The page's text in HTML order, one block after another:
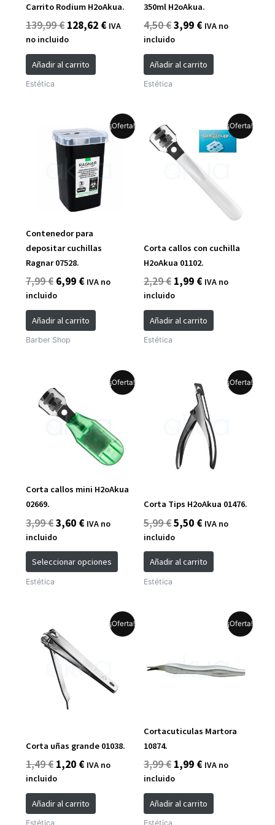
Carrito Rodium H2oAkua.
139,99€ 128,62 € IVA
no incluido
Añadir al carrito
Estética
350ml H2oAkua.
4,50€3,99 € IVA no
incluido
Añadir al carrito
Estética
¡Oferta!
Contenedor para
depositar cuchillas
Ragnar 07528.
7,99€
precio
original
era:
7,99 €.
6,99 €
precio
actual
es:
6,99 €.
IVA no
incluido
Añadir al carrito
Barber Shop
¡Oferta!
Corta callos con cuchilla
H2oAkua 01102.
2,29€
precio
original
era:
2,29 €.
1,99 €
precio
actual
1,99 €.
IVA no
incluido
Añadir al carrito
Estética
¡Oferta!
Corta callos mini H2oAkua
02669.
3,99€
precio
original
era:
3,99 €.
3,60 €
precio
es:
3,60 €.
IVA no
incluido
Seleccionar opciones
producto
tiene
en
la
página
de
producto
Estética
¡Oferta!
Corta Tips H2oAkua 01476.
5,99€
precio
original
era:
5,99 €.
5,50 €
precio
actual
es:
5,50 €.
IVA no
incluido
Añadir al carrito
Estética
¡Oferta!
Corta uñas grande 01038.
1,49€
precio
original
era:
1,49 €.
1,20 €
precio
es:
1,20 €.
IVA no
incluido
Añadir al carrito
Estética
¡Oferta!
Cortacuticulas Martora
10874.
3,99€
era:
3,99 €.
1,99 €
precio
1,99 €.
IVA no
incluido
Añadir al carrito
Estética